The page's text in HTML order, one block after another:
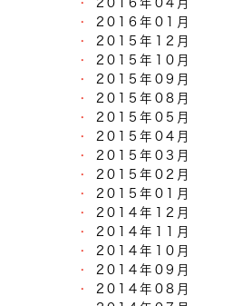
2016年04月
2016年01月
2015年12月
2015年10月
2015年09月
2015年08月
2015年05月
2015年04月
2015年03月
2015年02月
2015年01月
2014年12月
2014年11月
2014年10月
2014年09月
2014年08月